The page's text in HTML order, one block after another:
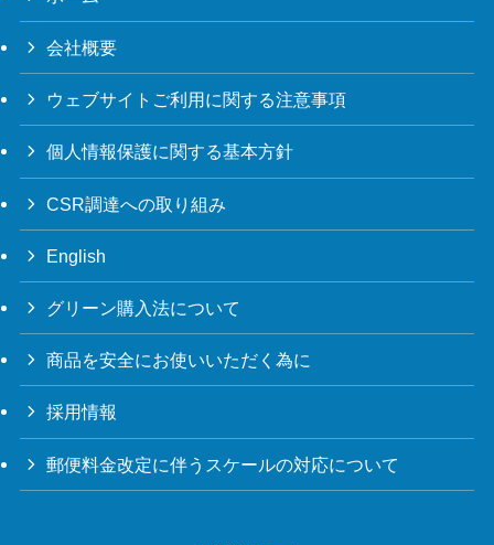
会社概要
ウェブサイトご利用に関する注意事項
個人情報保護に関する基本方針
CSR調達への取り組み
English
グリーン購入法について
商品を安全にお使いいただく為に
採用情報
郵便料金改定に伴うスケールの対応について